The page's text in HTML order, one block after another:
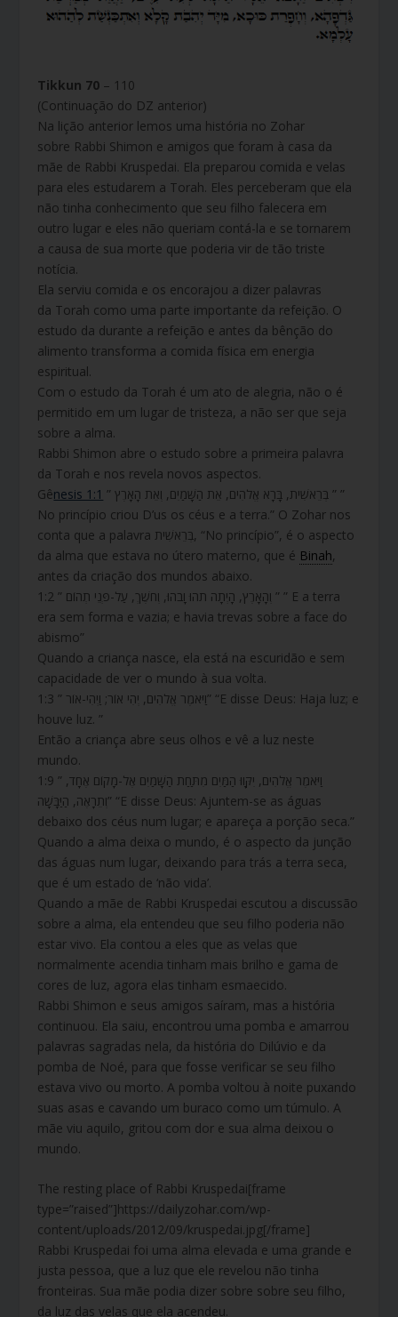
Tikkun 70 – 110
(Continuação do DZ anterior)
Na lição anterior lemos uma história no Zohar
sobre Rabbi Shimon e amigos que foram à casa da
mãe de Rabbi Kruspedai. Ela preparou comida e velas
para eles estudarem a Torah. Eles perceberam que ela
não tinha conhecimento que seu filho falecera em
outro lugar e eles não queriam contá-la e se tornarem
a causa de sua morte que poderia vir de tão triste
notícia.
Ela serviu comida e os encorajou a dizer palavras
da Torah como uma parte importante da refeição. O
estudo da durante a refeição e antes da bênção do
alimento transforma a comida física em energia
espiritual.
Com o estudo da Torah é um ato de alegria, não o é
permitido em um lugar de tristeza, a não ser que seja
sobre a alma.
Rabbi Shimon abre o estudo sobre a primeira palavra
da Torah e nos revela novos aspectos.
Gênesis 1:1 ” בְּרֵאשִׁית, בָּרָא אֱלֹהִים, אֵת הַשָּׁמַיִם, וְאֵת הָאָרֶץ ” ”
No princípio criou D’us os céus e a terra.” O Zohar nos
conta que a palavra בְּרֵאשִׁית, “No princípio”, é o aspecto
da alma que estava no útero materno, que é Binah,
antes da criação dos mundos abaixo.
1:2 ” וְהָאָרֶץ, הָיְתָה תֹהוּ וָבֹהוּ, וְחֹשֶׁךְ, עַל-פְּנֵי תְהוֹם ” ” E a terra
era sem forma e vazia; e havia trevas sobre a face do
abismo”
Quando a criança nasce, ela está na escuridão e sem
capacidade de ver o mundo à sua volta.
1:3 ” וַיֹּאמֶר אֱלֹהִים, יְהִי אוֹר; וַיְהִי-אוֹר” “E disse Deus: Haja luz; e
houve luz. ”
Então a criança abre seus olhos e vê a luz neste
mundo.
1:9 ” וַיֹּאמֶר אֱלֹהִים, יִקָּווּ הַמַּיִם מִתַּחַת הַשָּׁמַיִם אֶל-מָקוֹם אֶחָד,
וְתֵרָאֶה, הַיַּבָּשָׁה” “E disse Deus: Ajuntem-se as águas
debaixo dos céus num lugar; e apareça a porção seca.”
Quando a alma deixa o mundo, é o aspecto da junção
das águas num lugar, deixando para trás a terra seca,
que é um estado de ‘não vida’.
Quando a mãe de Rabbi Kruspedai escutou a discussão
sobre a alma, ela entendeu que seu filho poderia não
estar vivo. Ela contou a eles que as velas que
normalmente acendia tinham mais brilho e gama de
cores de luz, agora elas tinham esmaecido.
Rabbi Shimon e seus amigos saíram, mas a história
continuou. Ela saiu, encontrou uma pomba e amarrou
palavras sagradas nela, da história do Dilúvio e da
pomba de Noé, para que fosse verificar se seu filho
estava vivo ou morto. A pomba voltou à noite puxando
suas asas e cavando um buraco como um túmulo. A
mãe viu aquilo, gritou com dor e sua alma deixou o
mundo.
The resting place of Rabbi Kruspedai[frame
type=”raised”]https://dailyzohar.com/wp-
content/uploads/2012/09/kruspedai.jpg[/frame]
Rabbi Kruspedai foi uma alma elevada e uma grande e
justa pessoa, que a luz que ele revelou não tinha
fronteiras. Sua mãe podia dizer sobre sobre seu filho,
da luz das velas que ela acendeu.